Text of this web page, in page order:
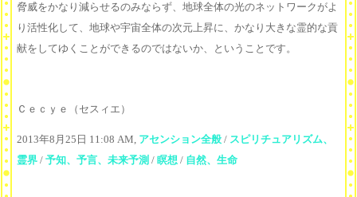
脅威をかなり減らせるのみならず、地球全体の光のネットワークがよ
り活性化して、地球や宇宙全体の次元上昇に、かなり大きな霊的な貢
献をしてゆくことができるのではないか、ということです。
Ｃｅｃｙｅ（セスィエ）
2013年8月25日 11:08 AM, アセンション全般 / スピリチュアリズム、
霊界 / 予知、予言、未来予測 / 瞑想 / 自然、生命